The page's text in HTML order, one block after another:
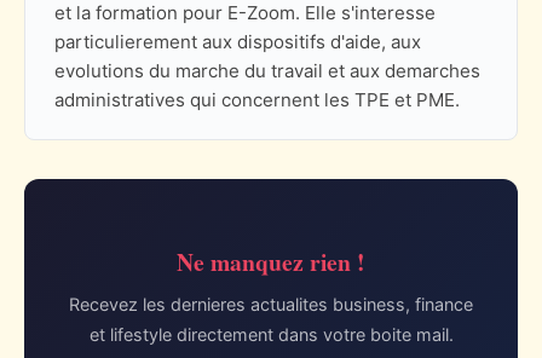
et la formation pour E-Zoom. Elle s'interesse
particulierement aux dispositifs d'aide, aux
evolutions du marche du travail et aux demarches
administratives qui concernent les TPE et PME.
Ne manquez rien !
Recevez les dernieres actualites business, finance
et lifestyle directement dans votre boite mail.